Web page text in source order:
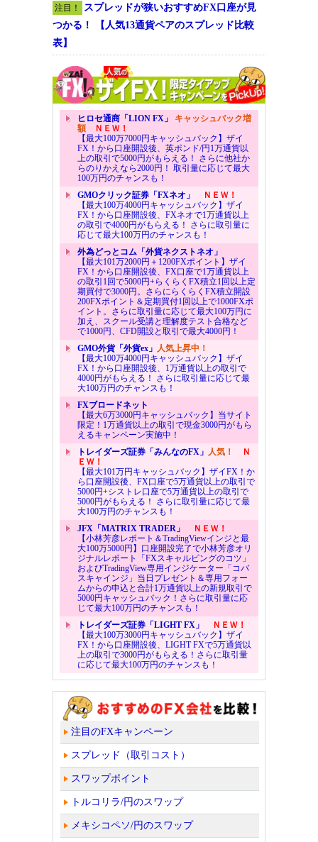
注目！
スプレッドが狭いおすすめFX口座が見
つかる！ 【人気13通貨ペアのスプレッド比較
表】
ヒロセ通商「LION FX」 キャッシュバック増
額ＮＥＷ！
【最大100万7000円キャッシュバック】ザイ
FX！から口座開設後、英ポンド/円1万通貨以
上の取引で5000円がもらえる！ さらに他社か
らのりかえなら2000円！ 取引量に応じて最大
100万円のチャンスも！
GMOクリック証券「FXネオ」
ＮＥＷ！
【最大100万4000円キャッシュバック】ザイ
FX！から口座開設後、FXネオで1万通貨以上
の取引で4000円がもらえる！ さらに取引量に
応じて最大100万円のチャンスも！
外為どっとコム「外貨ネクストネオ」
【最大101万2000円＋1200FXポイント】ザイ
FX！から口座開設後、FX口座で1万通貨以上
の取引1回で5000円+らくらくFX積立1回以上定
期買付で3000円。さらにらくらくFX積立開設
200FXポイント＆定期買付1回以上で1000FXポ
イント。さらに取引量に応じて最大100万円に
加え、スクール受講と理解度テスト合格など
で1000円、CFD開設と取引で最大4000円！
GMO外貨「外貨ex」 人気上昇中！
【最大100万4000円キャッシュバック】ザイ
FX！から口座開設後、1万通貨以上の取引で
4000円がもらえる！ さらに取引量に応じて最
大100万円のチャンスも！
FXブロードネット
【最大6万3000円キャッシュバック】当サイト
限定！1万通貨以上の取引で現金3000円がもら
えるキャンペーン実施中！
トレイダーズ証券「みんなのFX」 人気！
Ｎ
ＥＷ！
【最大101万円キャッシュバック】ザイFX！か
ら口座開設後、FX口座で5万通貨以上の取引で
5000円+シストレ口座で5万通貨以上の取引で
5000円がもらえる！ さらに取引量に応じて最
大100万円のチャンスも！
JFX「MATRIX TRADER」
ＮＥＷ！
【小林芳彦レポート＆TradingViewインジと最
大100万5000円】口座開設完了で小林芳彦オリ
ジナルレポート「FXスキャルピングのコツ」
およびTradingView専用インジケーター「コバ
スキャインジ」当日プレゼント＆専用フォー
ムからの申込と合計1万通貨以上の新規取引で
5000円キャッシュバック！さらに取引量に応
じて最大100万円のチャンスも！
トレイダーズ証券「LIGHT FX」
ＮＥＷ！
【最大100万3000円キャッシュバック】ザイ
FX！から口座開設後、LIGHT FXで5万通貨以
上の取引で3000円がもらえる！さらに取引量
に応じて最大100万円のチャンスも！
注目のFXキャンペーン
スプレッド（取引コスト）
スワップポイント
トルコリラ/円のスワップ
メキシコペソ/円のスワップ